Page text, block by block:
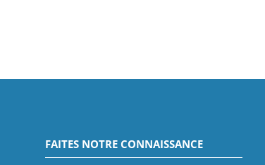
FAITES NOTRE CONNAISSANCE